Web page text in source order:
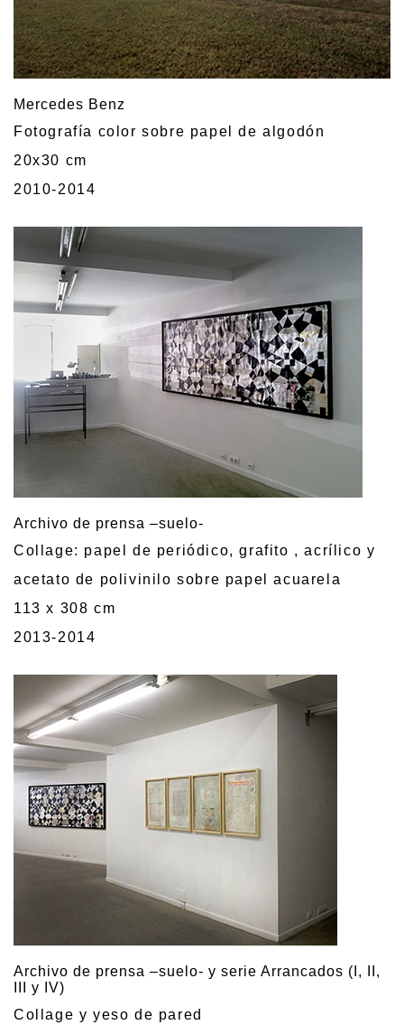
Mercedes Benz
Fotografía color sobre papel de algodón
20x30 cm
2010-2014
Archivo de prensa –suelo-
Collage: papel de periódico, grafito , acrílico y
acetato de polivinilo sobre papel acuarela
113 x 308 cm
2013-2014
Archivo de prensa –suelo- y serie Arrancados (I, II,
III y IV)
Collage y yeso de pared